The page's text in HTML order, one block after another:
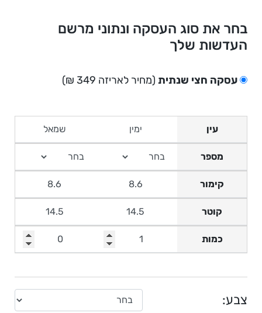
בחר את סוג העסקה ונתוני מרשם
העדשות שלך
עסקה חצי שנתית (מחיר לאריזה 349 ₪)
עין
מספר
קימור
קוטר
כמות
צבע: